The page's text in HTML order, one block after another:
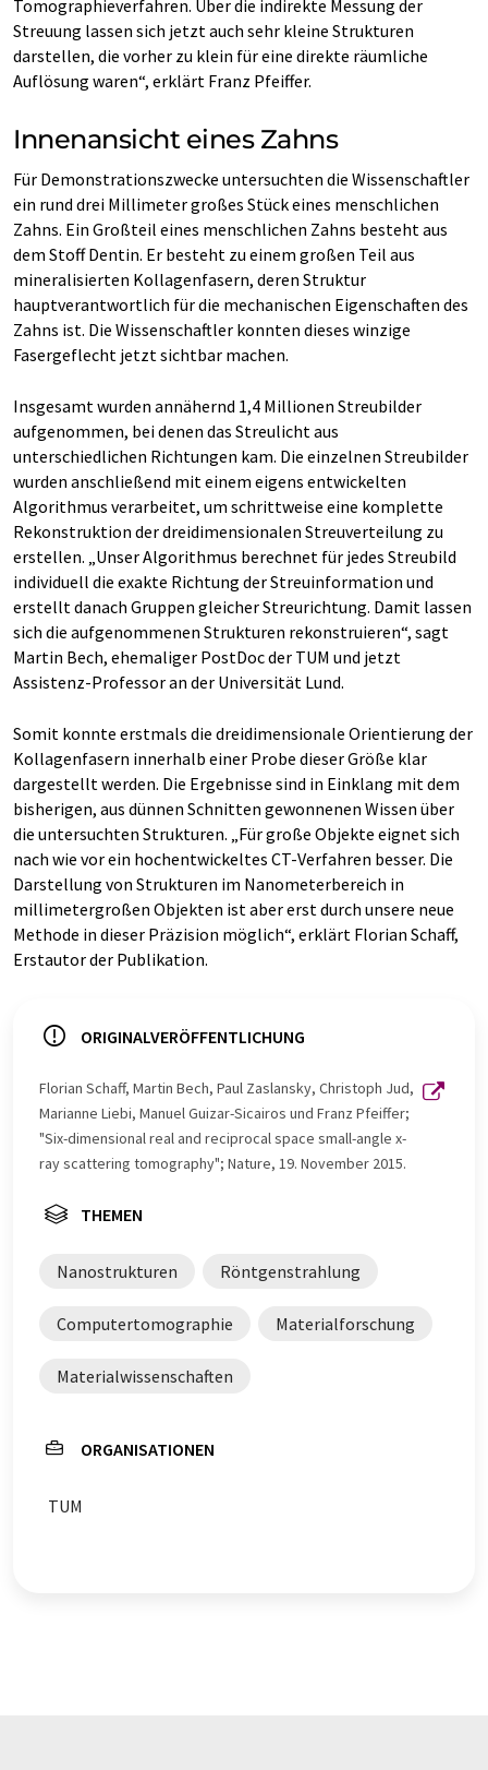
Tomographieverfahren. Über die indirekte Messung der
Streuung lassen sich jetzt auch sehr kleine Strukturen
darstellen, die vorher zu klein für eine direkte räumliche
Auflösung waren“, erklärt Franz Pfeiffer.
Innenansicht eines Zahns
Für Demonstrationszwecke untersuchten die Wissenschaftler
ein rund drei Millimeter großes Stück eines menschlichen
Zahns. Ein Großteil eines menschlichen Zahns besteht aus
dem Stoff Dentin. Er besteht zu einem großen Teil aus
mineralisierten Kollagenfasern, deren Struktur
hauptverantwortlich für die mechanischen Eigenschaften des
Zahns ist. Die Wissenschaftler konnten dieses winzige
Fasergeflecht jetzt sichtbar machen.
Insgesamt wurden annähernd 1,4 Millionen Streubilder
aufgenommen, bei denen das Streulicht aus
unterschiedlichen Richtungen kam. Die einzelnen Streubilder
wurden anschließend mit einem eigens entwickelten
Algorithmus verarbeitet, um schrittweise eine komplette
Rekonstruktion der dreidimensionalen Streuverteilung zu
erstellen. „Unser Algorithmus berechnet für jedes Streubild
individuell die exakte Richtung der Streuinformation und
erstellt danach Gruppen gleicher Streurichtung. Damit lassen
sich die aufgenommenen Strukturen rekonstruieren“, sagt
Martin Bech, ehemaliger PostDoc der TUM und jetzt
Assistenz-Professor an der Universität Lund.
Somit konnte erstmals die dreidimensionale Orientierung der
Kollagenfasern innerhalb einer Probe dieser Größe klar
dargestellt werden. Die Ergebnisse sind in Einklang mit dem
bisherigen, aus dünnen Schnitten gewonnenen Wissen über
die untersuchten Strukturen. „Für große Objekte eignet sich
nach wie vor ein hochentwickeltes CT-Verfahren besser. Die
Darstellung von Strukturen im Nanometerbereich in
millimetergroßen Objekten ist aber erst durch unsere neue
Methode in dieser Präzision möglich“, erklärt Florian Schaff,
Erstautor der Publikation.
ORIGINALVERÖFFENTLICHUNG
Florian Schaff, Martin Bech, Paul Zaslansky, Christoph Jud,
Marianne Liebi, Manuel Guizar-Sicairos und Franz Pfeiffer;
"Six-dimensional real and reciprocal space small-angle x-
ray scattering tomography"; Nature, 19. November 2015.
THEMEN
Nanostrukturen Röntgenstrahlung
Computertomographie Materialforschung
Materialwissenschaften
ORGANISATIONEN
TUM